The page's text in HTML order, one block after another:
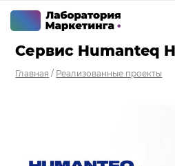
Сервис Humanteq
Главная / Реализованные проекты